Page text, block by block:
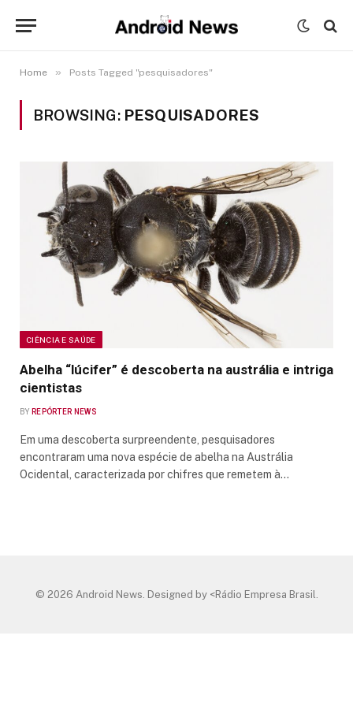
Home » Posts Tagged "pesquisadores"
BROWSING: PESQUISADORES
CIÊNCIA E SAÚDE
Abelha “lúcifer” é descoberta na austrália e intriga
cientistas
BY REPÓRTER NEWS
Em uma descoberta surpreendente, pesquisadores
encontraram uma nova espécie de abelha na Austrália
Ocidental, caracterizada por chifres que remetem à…
© 2026 Android News. Designed by <Rádio Empresa Brasil.